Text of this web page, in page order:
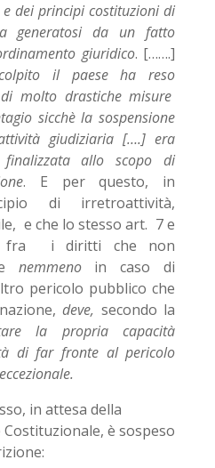
dei principi costituzioni di
generatosi da un fatto
giuridico. […….]
il paese ha reso
di molto drastiche misure
sicchè la sospensione
giudiziaria [….] era
finalizzata allo scopo di
. E per questo, in
di irretroattività,
e che lo stesso art. 7 e
fra i diritti che non
nemmenoin caso di
pericolo pubblico che
deve, secondo la
la propria capacità
di far fronte al pericolo
in attesa della
è sospeso